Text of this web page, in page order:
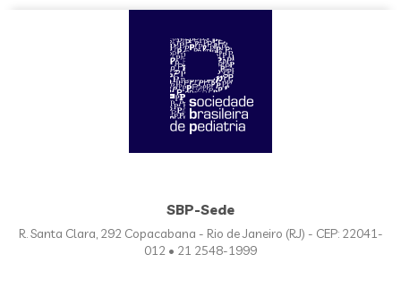
SBP-Sede
R. Santa Clara, 292 Copacabana - Rio de Janeiro (RJ) - CEP: 22041-
012 • 21 2548-1999